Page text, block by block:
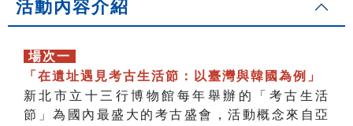
活動內容介紹
場次一
「在遺址遇見考古生活節：以臺灣與韓國為例」
新北市立十三行博物館每年舉辦的「考古生活
節」為國內最盛大的考古盛會，活動概念來自亞